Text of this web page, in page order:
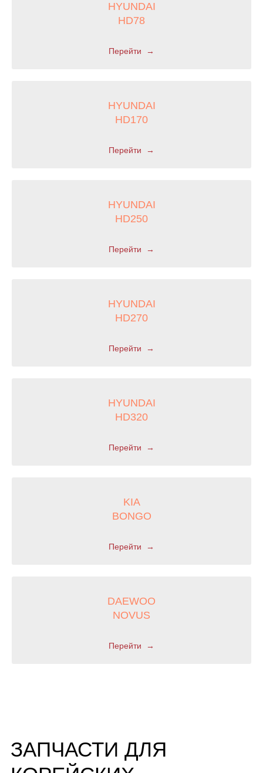
HYUNDAI
HD78
Перейти
HYUNDAI
HD170
Перейти
HYUNDAI
HD250
Перейти
HYUNDAI
HD270
Перейти
HYUNDAI
HD320
Перейти
KIA
BONGO
Перейти
DAEWOO
NOVUS
Перейти
ЗАПЧАСТИ ДЛЯ
ОТПРАВИТЬ ЗАПРОС
Отправьте запрос и мы найдем всё, что вам нужно
НУЖНА ПОМОЩЬ?
Оставьте заявку и наш эксперт ответит на все ваши вопросы
Производство
Редукторы
Опорно-поворотные устройства